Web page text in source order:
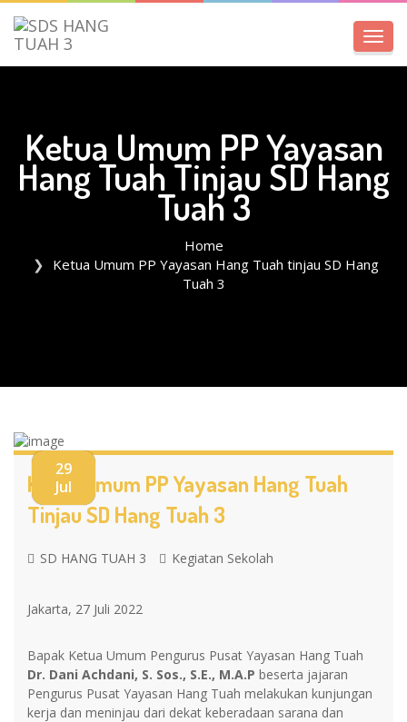
Ketua Umum PP Yayasan
Hang Tuah Tinjau SD Hang
Tuah 3
Home
Ketua Umum PP Yayasan Hang Tuah tinjau SD Hang
Tuah 3
29
Jul
Ketua Umum PP Yayasan Hang Tuah
Tinjau SD Hang Tuah 3
SD HANG TUAH 3 Kegiatan Sekolah
Jakarta, 27 Juli 2022
Bapak Ketua Umum Pengurus Pusat Yayasan Hang Tuah
Dr. Dani Achdani, S. Sos., S.E., M.A.P beserta jajaran
Pengurus Pusat Yayasan Hang Tuah melakukan kunjungan
kerja dan meninjau dari dekat keberadaan sarana dan